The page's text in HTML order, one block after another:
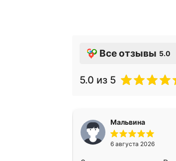
Все отзывы 5.0
5.0 из 5
Мальвина
6 августа 2026